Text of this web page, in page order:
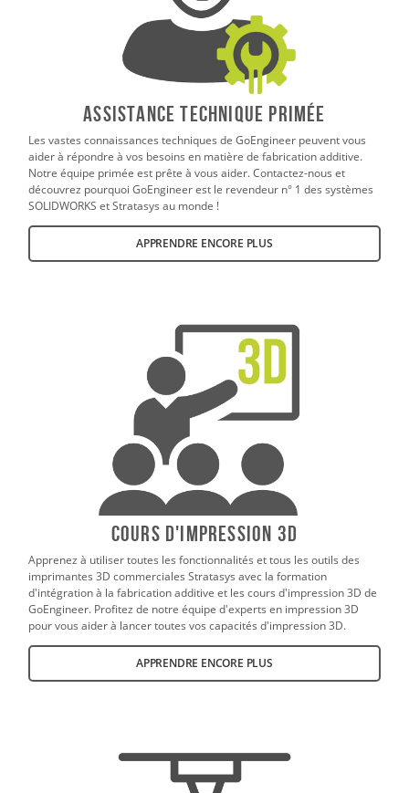
ASSISTANCE TECHNIQUE PRIMÉE
Les vastes connaissances techniques de GoEngineer peuvent vous
aider à répondre à vos besoins en matière de fabrication additive.
Notre équipe primée est prête à vous aider. Contactez-nous et
découvrez pourquoi GoEngineer est le revendeur n° 1 des systèmes
SOLIDWORKS et Stratasys au monde !
APPRENDRE ENCORE PLUS
Cours d'impression 3D
Apprenez à utiliser toutes les fonctionnalités et tous les outils des
imprimantes 3D commerciales Stratasys avec la formation
d'intégration à la fabrication additive et les cours d'impression 3D de
GoEngineer. Profitez de notre équipe d'experts en impression 3D
pour vous aider à lancer toutes vos capacités d'impression 3D.
APPRENDRE ENCORE PLUS